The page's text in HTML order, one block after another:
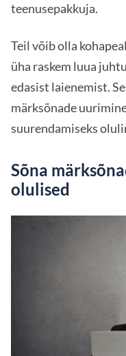
teenusepakkuja.
Teil võib olla
üha raskem luua
edasist laienemist.
märksõnade
suurendamiseks
Sõna
olulised